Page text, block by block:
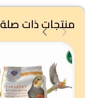
منتجات ذات صلة